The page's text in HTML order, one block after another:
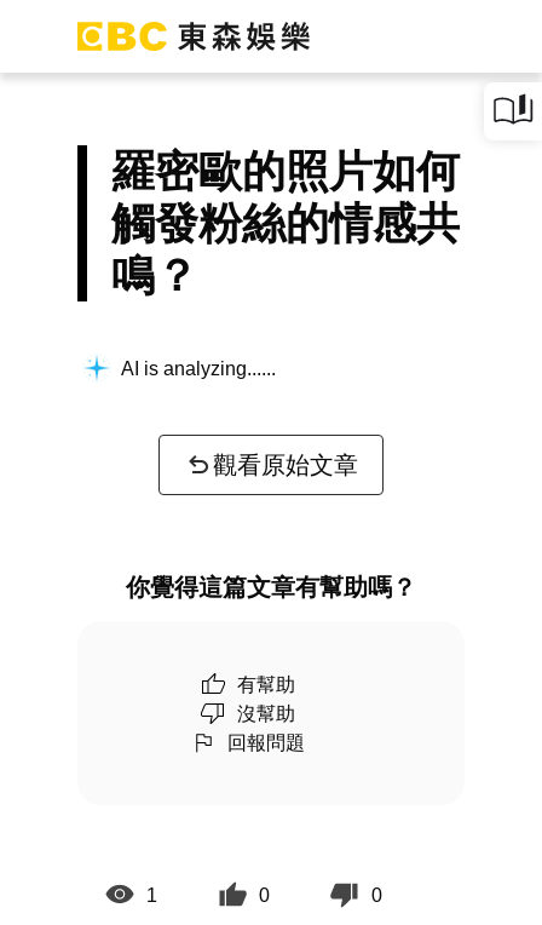
羅密歐的照片如何
觸發粉絲的情感共
鳴？
AI is analyzing...
觀看原始文章
你覺得這篇文章有幫助嗎？
有幫助
沒幫助
回報問題
1 0 0